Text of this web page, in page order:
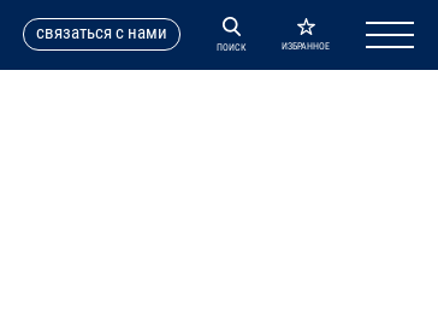
cвязаться с нами
ПОИСК ИЗБРАННОЕ